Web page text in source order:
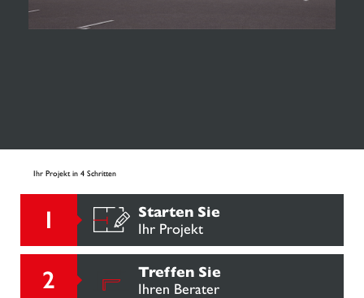
Ihr Projekt in 4 Schritten
Starten Sie
Ihr Projekt
Treffen Sie
Ihren Berater